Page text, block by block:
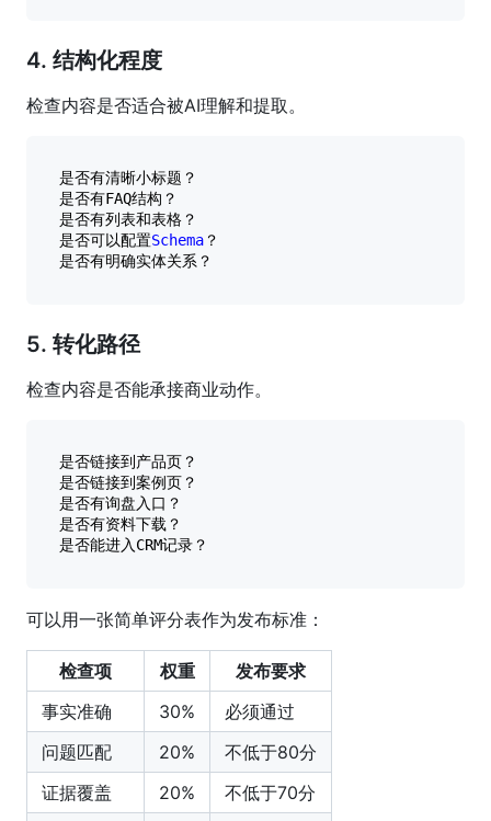
4. 结构化程度
检查内容是否适合被AI理解和提取。
是否有清晰小标题？
是否有FAQ结构？
是否有列表和表格？
是否可以配置Schema？
5. 转化路径
检查内容是否能承接商业动作。
是否链接到产品页？
是否链接到案例页？
是否有询盘入口？
是否有资料下载？
可以用一张简单评分表作为发布标准：
检查项 权重
发布要求
事实准确
30%
必须通过
问题匹配
20%
不低于80分
证据覆盖
20%
不低于70分